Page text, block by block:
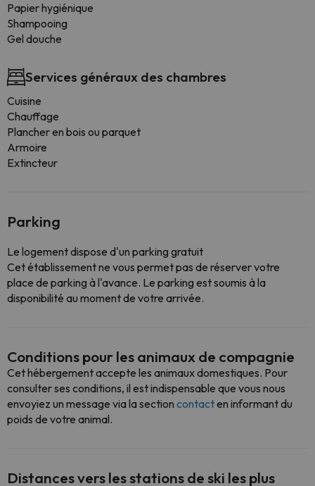
Papier hygiénique
Shampooing
Gel douche
Services généraux des chambres
Cuisine
Chauffage
Plancher en bois ou parquet
Armoire
Extincteur
Parking
Le logement dispose d'un parking gratuit
Cet établissement ne vous permet pas de réserver votre
place de parking à l'avance. Le parking est soumis à la
disponibilité au moment de votre arrivée.
Conditions pour les animaux de compagnie
Cet hébergement accepte les animaux domestiques. Pour
consulter ses conditions, il est indispensable que vous nous
envoyiez un message via la section contacten informant du
poids de votre animal.
Distances vers les stations de ski les plus